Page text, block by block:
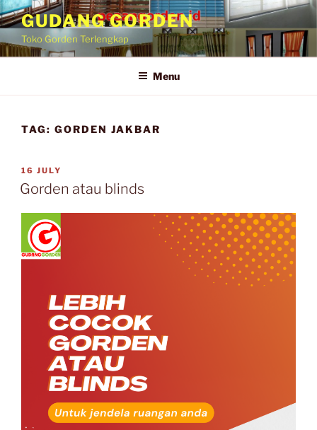
GUDANG GORDEN
Toko Gorden Terlengkap
Menu
TAG: GORDEN JAKBAR
16 JULY
Gorden atau blinds